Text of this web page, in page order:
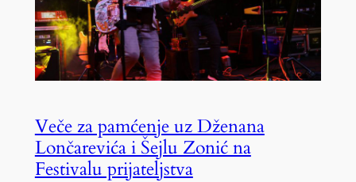
Veče za pamćenje uz Dženana
Lončarevića i Šejlu Zonić na
Festivalu prijateljstva